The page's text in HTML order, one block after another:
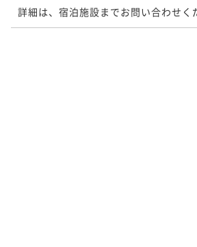
詳細は、宿泊施設までお問い合わせく